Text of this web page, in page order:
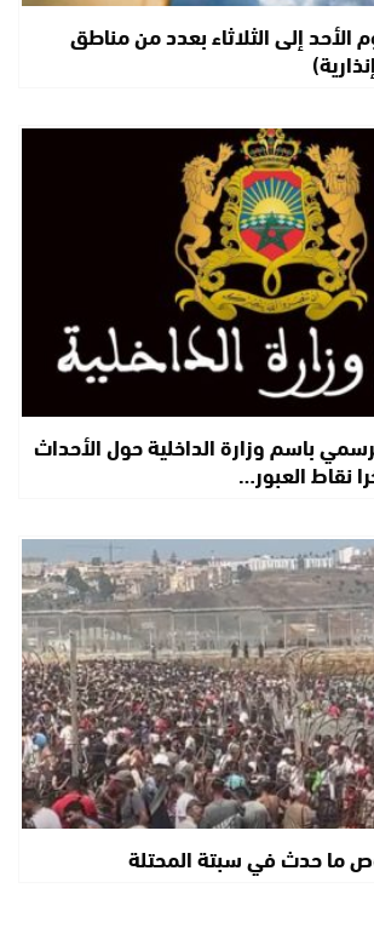
الأحد إلى الثلاثاء بعدد من مناطق
باسم وزارة الداخلية حول الأحداث
نقاط العبور…
ما حدث في سبتة المحتلة